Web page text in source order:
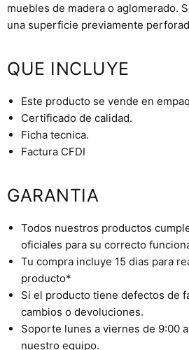
muebles de madera o aglomerado.
una superficie previamente
QUE INCLUYE
Este producto se vende en
Certificado de calidad.
Ficha tecnica.
Factura CFDI
GARANTIA
Todos nuestros productos
oficiales para su correcto
Tu compra incluye 15 dias para
producto*
Si el producto tiene defectos de
cambios o devoluciones.
Soporte lunes a viernes de 9:00
nuestro equipo.